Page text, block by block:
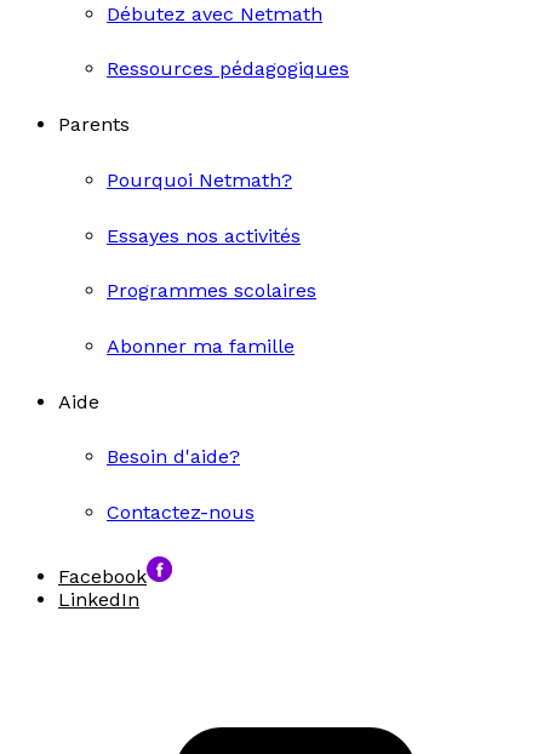
Débutez avec Netmath
Ressources pédagogiques
Parents
Pourquoi Netmath?
Essayes nos activités
Programmes scolaires
Abonner ma famille
Aide
Besoin d'aide?
Contactez-nous
Facebook
LinkedIn